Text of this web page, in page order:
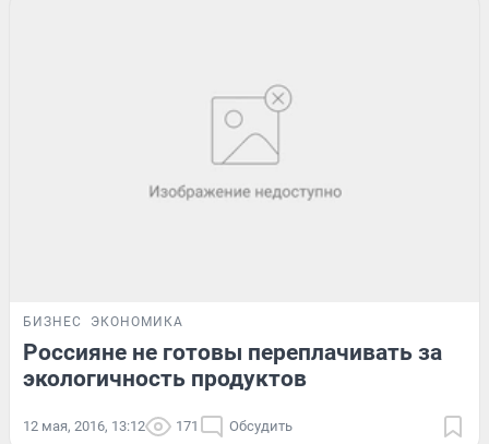
БИЗНЕС ЭКОНОМИКА
Россияне не готовы переплачивать за
экологичность продуктов
12 мая, 2016, 13:12 171 Обсудить